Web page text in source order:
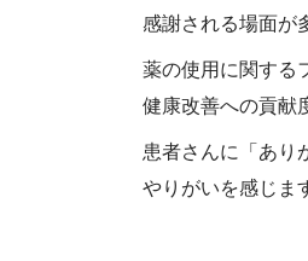
感謝される場面が
薬の使用に関する
健康改善への貢献
患者さんに「あり
やりがいを感じま